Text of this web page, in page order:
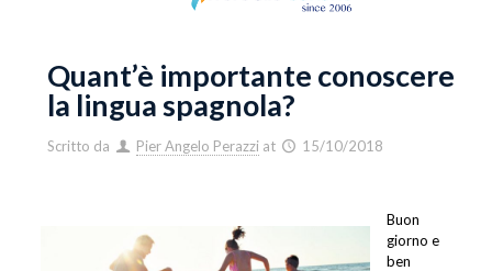
Quant’è importante conoscere
la lingua spagnola?
Scritto da Pier Angelo Perazzi at 15/10/2018
Buon
giorno e
ben